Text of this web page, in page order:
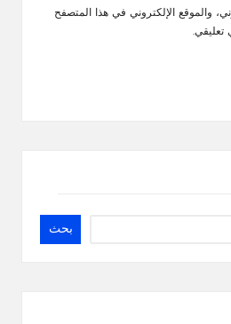
والموقع الإلكتروني في هذا المتصفح
تعليقي.
بحث